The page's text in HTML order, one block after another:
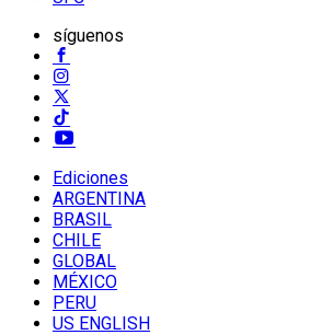
síguenos
Ediciones
ARGENTINA
BRASIL
CHILE
GLOBAL
MÉXICO
PERU
US ENGLISH